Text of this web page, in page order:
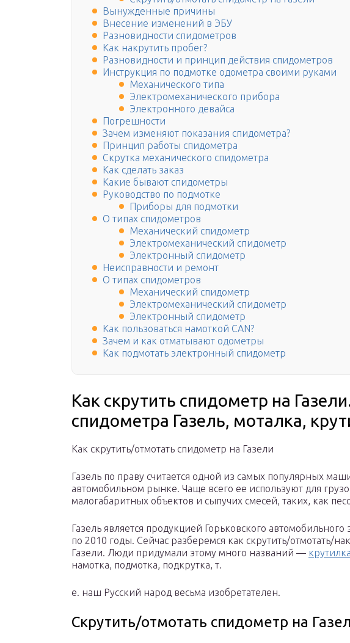
Вынужденные причины
Внесение изменений в ЭБУ
Разновидности спидометров
Как накрутить пробег?
Разновидности и принцип действия спидометров
Инструкция по подмотке одометра своими руками
Механического типа
Электромеханического прибора
Электронного девайса
Погрешности
Зачем изменяют показания спидометра?
Принцип работы спидометра
Скрутка механического спидометра
Как сделать заказ
Какие бывают спидометры
Руководство по подмотке
Приборы для подмотки
О типах спидометров
Механический спидометр
Электромеханический спидометр
Электронный спидометр
Неисправности и ремонт
О типах спидометров
Механический спидометр
Электромеханический спидометр
Электронный спидометр
Как пользоваться намоткой CAN?
Зачем и как отматывают одометры
Как подмотать электронный спидометр
Как скрутить спидометр на
спидометра Газель, моталка,
Как скрутить/отмотать спидометр на Газели
Газель по праву считается одной из самых популярных
автомобильном рынке. Чаще всего ее используют для
малогабаритных объектов и сыпучих смесей, таких, как
Газель является продукцией Горьковского автомобильного
по 2010 годы. Сейчас разберемся как скрутить/отмотать/
Газели. Люди придумали этому много названий —
намотка, подмотка, подкрутка, т.
е. наш Русский народ весьма изобретателен.
Скрутить/отмотать спидометр на